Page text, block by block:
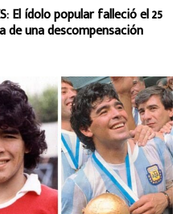
El ídolo popular falleció el 25
de una descompensación